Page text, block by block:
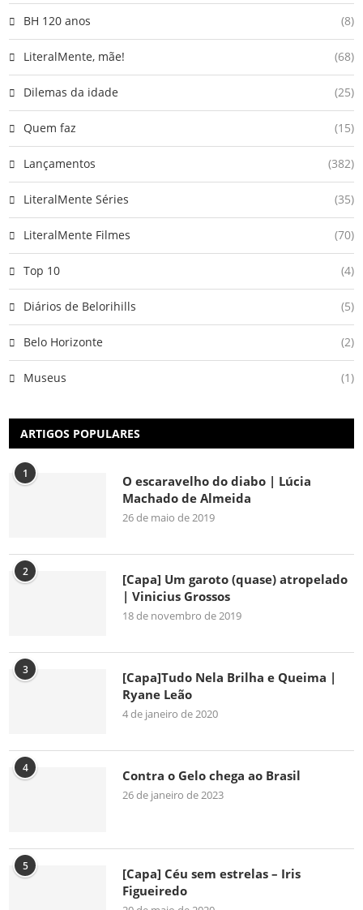
BH 120 anos (8)
LiteralMente, mãe! (68)
Dilemas da idade (25)
Quem faz (15)
Lançamentos (382)
LiteralMente Séries (35)
LiteralMente Filmes (70)
Top 10 (4)
Diários de Belorihills (5)
Belo Horizonte (2)
Museus (1)
ARTIGOS POPULARES
1
O escaravelho do diabo | Lúcia
Machado de Almeida
26 de maio de 2019
2
[Capa] Um garoto (quase) atropelado
| Vinicius Grossos
18 de novembro de 2019
3
[Capa]Tudo Nela Brilha e Queima |
Ryane Leão
4 de janeiro de 2020
4 Contra o Gelo chega ao Brasil
26 de janeiro de 2023
5
[Capa] Céu sem estrelas – Iris
Figueiredo